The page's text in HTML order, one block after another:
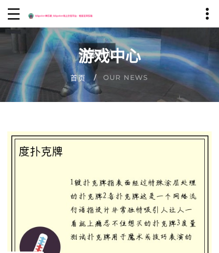
游戏中心
首页 OUR NEWS